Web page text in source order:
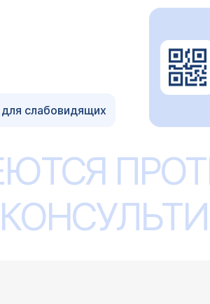
слабовидящих